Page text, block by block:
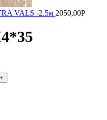
VALS -2.5м 2050,00Р